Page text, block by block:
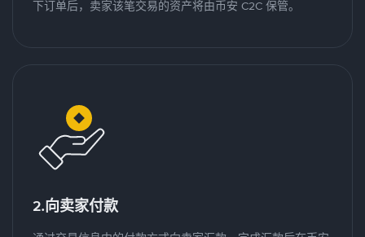
下订单后，卖家该笔交易的资产将由币安 C2C 保管。
2.向卖家付款